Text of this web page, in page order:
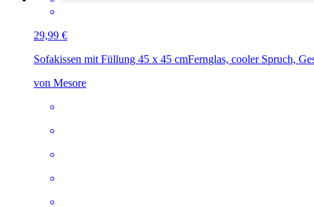
29,99 €
Sofakissen mit Füllung 45 x 45 cmFernglas, cooler Spruch,
von Mesore